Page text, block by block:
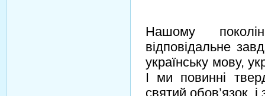
Нашому
відповідальне
українську мову,
І ми повинні
святий обов’язок,